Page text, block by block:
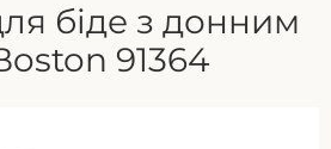
біде з донним
91364